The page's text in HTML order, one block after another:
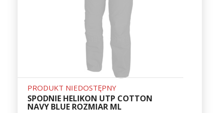
PRODUKT NIEDOSTĘPNY
SPODNIE HELIKON UTP COTTON
NAVY BLUE ROZMIAR ML